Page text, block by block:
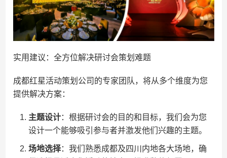
实用建议：全方位解决研讨会策划难题
成都红星活动策划公司的专家团队，将从多个维度为您
提供解决方案：
主题设计：根据研讨会的目的和目标，我们会为您
设计一个能够吸引参与者并激发他们兴趣的主题。
场地选择：我们熟悉成都及四川内地各大场地，确